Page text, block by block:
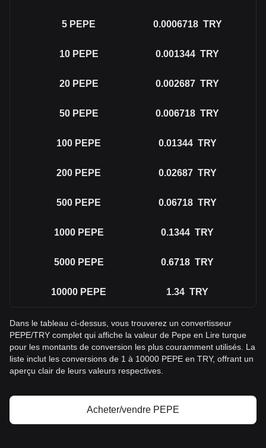
5 PEPE 0.0006718 TRY
10 PEPE 0.001344 TRY
20 PEPE 0.002687 TRY
50 PEPE 0.006718 TRY
100 PEPE 0.01344 TRY
200 PEPE 0.02687 TRY
500 PEPE 0.06718 TRY
1000 PEPE 0.1344 TRY
5000 PEPE 0.6718 TRY
10000 PEPE 1.34 TRY
Dans le tableau ci-dessus, vous trouverez un convertisseur
PEPE/TRY complet qui affiche la valeur de Pepe en Lire turque
pour les montants de conversion les plus couramment utilisés. La
liste inclut les conversions de 1 à 10000 PEPE en TRY, offrant un
aperçu clair de leurs valeurs respectives.
Acheter/vendre PEPE